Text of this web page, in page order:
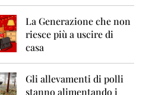
La Generazione che non
riesce più a uscire di
casa
Gli allevamenti di polli
stanno alimentando i